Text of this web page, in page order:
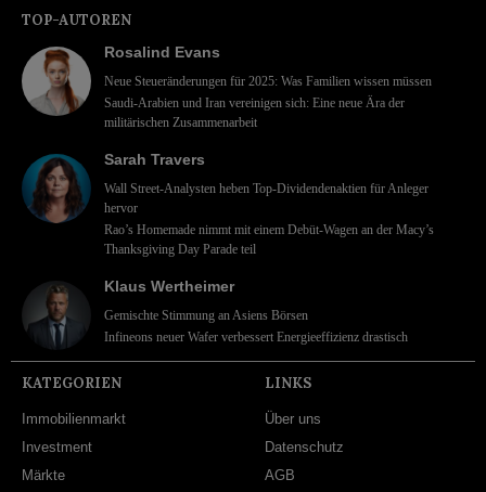
TOP-AUTOREN
Rosalind Evans
Neue Steueränderungen für 2025: Was Familien wissen müssen
Saudi-Arabien und Iran vereinigen sich: Eine neue Ära der
militärischen Zusammenarbeit
Sarah Travers
Wall Street-Analysten heben Top-Dividendenaktien für Anleger
hervor
Rao’s Homemade nimmt mit einem Debüt-Wagen an der Macy’s
Thanksgiving Day Parade teil
Klaus Wertheimer
Gemischte Stimmung an Asiens Börsen
Infineons neuer Wafer verbessert Energieeffizienz drastisch
KATEGORIEN
Immobilienmarkt
Investment
Märkte
LINKS
Über uns
Datenschutz
AGB